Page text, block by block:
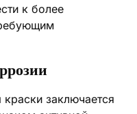
к более
заключается